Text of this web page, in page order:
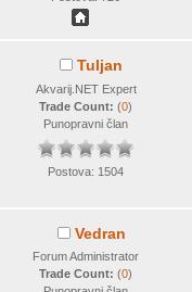
Tuljan
Akvarij.NET Expert
Trade Count:(0)
Punopravni član
Postova: 1504
Vedran
Forum Administrator
Trade Count:(0)